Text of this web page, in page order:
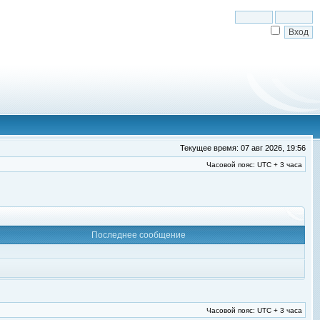
Текущее время: 07 авг 2026, 19:56
Часовой пояс: UTC + 3 часа
Последнее сообщение
Часовой пояс: UTC + 3 часа